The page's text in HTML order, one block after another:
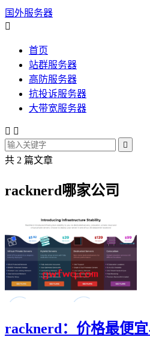
国外服务器

首页
站群服务器
高防服务器
抗投诉服务器
大带宽服务器
 

共 2 篇文章
racknerd哪家公司
racknerd：价格最便